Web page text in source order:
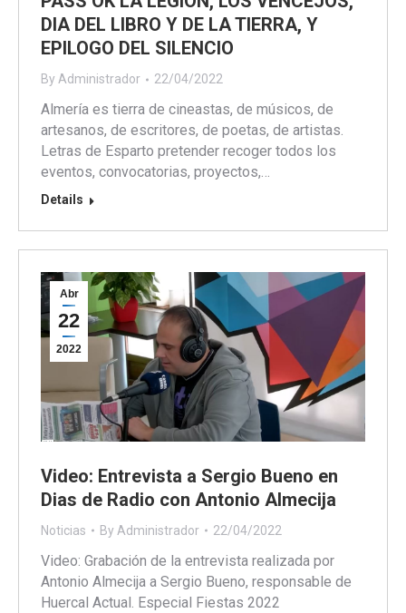
DIA DEL LIBRO Y DE LA TIERRA, Y
EPILOGO DEL SILENCIO
By Administrador 22/04/2022
Almería es tierra de cineastas, de músicos, de
artesanos, de escritores, de poetas, de artistas.
Letras de Esparto pretender recoger todos los
eventos, convocatorias, proyectos,…
Details
Abr
22
2022
Video: Entrevista a Sergio Bueno en
Dias de Radio con Antonio Almecija
Noticias By Administrador 22/04/2022
Video: Grabación de la entrevista realizada por
Antonio Almecija a Sergio Bueno, responsable de
Huercal Actual. Especial Fiestas 2022